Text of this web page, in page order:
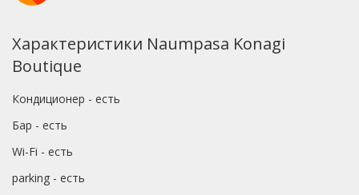
Характеристики Naumpasa Konagi
Boutique
Кондиционер - есть
Бар - есть
Wi-Fi - есть
parking - есть